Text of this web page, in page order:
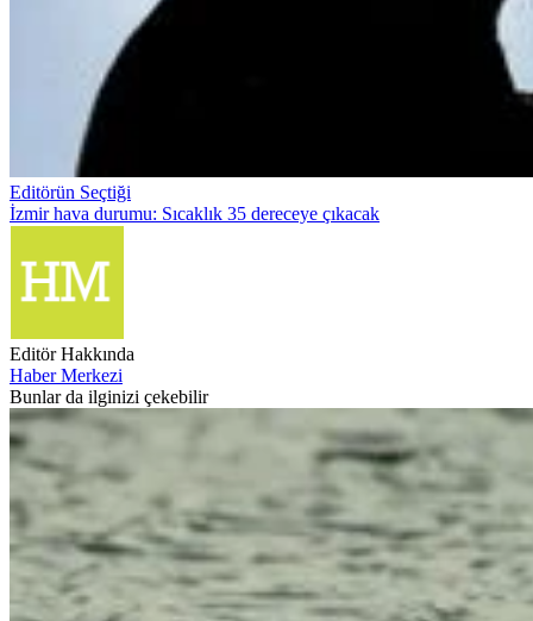
Editörün Seçtiği
İzmir hava durumu: Sıcaklık 35 dereceye çıkacak
Editör Hakkında
Haber Merkezi
Bunlar da ilginizi çekebilir